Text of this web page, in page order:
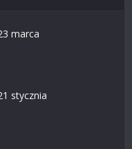
marca
stycznia